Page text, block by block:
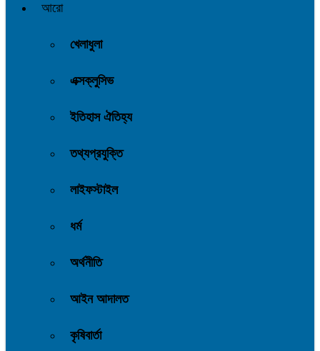
আরো
খেলাধুলা
এক্সক্লুসিভ
ইতিহাস ঐতিহ্য
তথ্যপ্রযুক্তি
লাইফস্টাইল
ধর্ম
অর্থনীতি
আইন আদালত
কৃষিবার্তা